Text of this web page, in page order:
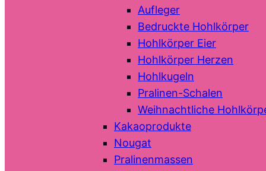
Aufleger
Bedruckte Hohlkörper
Hohlkörper Eier
Hohlkörper Herzen
Hohlkugeln
Pralinen-Schalen
Weihnachtliche
Kakaoprodukte
Nougat
Pralinenmassen